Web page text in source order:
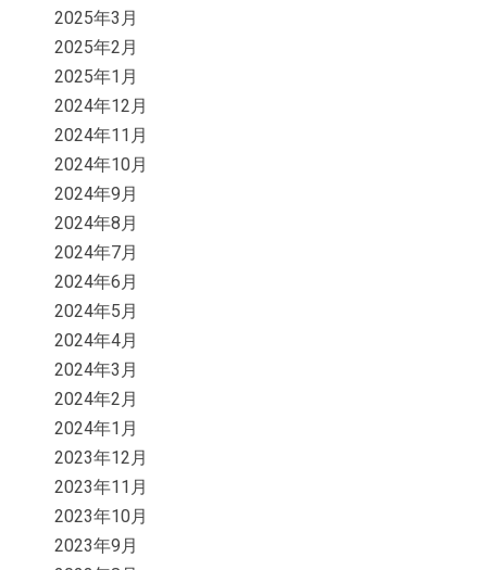
2025年3月
2025年2月
2025年1月
2024年12月
2024年11月
2024年10月
2024年9月
2024年8月
2024年7月
2024年6月
2024年5月
2024年4月
2024年3月
2024年2月
2024年1月
2023年12月
2023年11月
2023年10月
2023年9月